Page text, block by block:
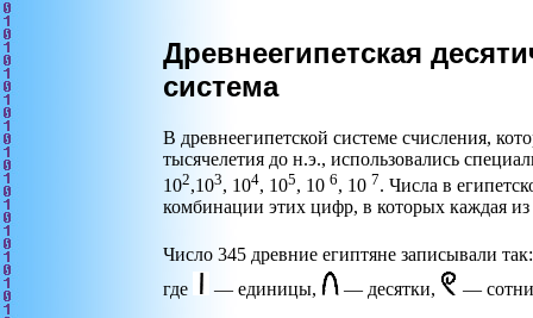
Древнеегипетская
система
В древнеегипетской системе счисления,
тысячелетия до н.э., использовались
102,103, 104, 105, 10 6, 10 7. Числа в
комбинации этих цифр, в которых каждая из
Число 345 древние египтяне записывали
где
— единицы, — десятки,
—